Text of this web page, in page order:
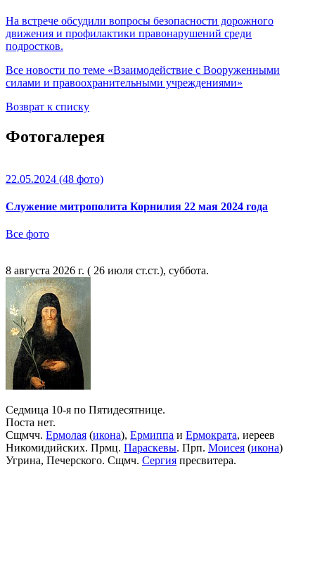
На встрече обсудили вопросы безопасности дорожного
движения и профилактики правонарушений среди
подростков.
Все новости по теме «Взаимодействие с Вооруженными
силами и правоохранительными учреждениями»
Возврат к списку
Фотогалерея
22.05.2024 (48 фото)
Служение митрополита Корнилия 22 мая 2024 года
Все фото
8 августа 2026 г. ( 26 июля ст.ст.), суббота.
Седмица 10-я по Пятидесятнице.
Поста нет.
Сщмчч. Ермолая (икона), Ермиппа и Ермократа, иереев
Никомидийских. Прмц. Параскевы. Прп. Моисея (икона)
Угрина, Печерского. Сщмч. Сергия пресвитера.